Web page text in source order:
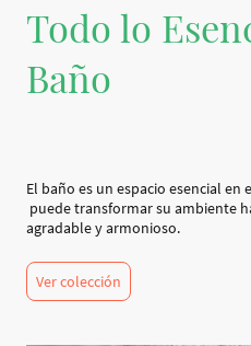
Todo lo
Baño
El baño es un espacio esencial
puede transformar su ambiente
agradable y armonioso.
Ver colección